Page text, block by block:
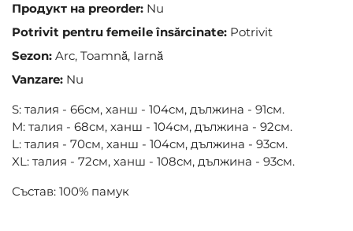
Продукт на preorder: Nu
Potrivit pentru femeile însărcinate: Potrivit
Sezon: Arc, Toamnă, Iarnă
Vanzare: Nu
S: талия - 66см, ханш - 104см, дължина - 91см.
М: талия - 68см, ханш - 104см, дължина - 92см.
L: талия - 70см, ханш - 104см, дължина - 93см.
XL: талия - 72см, ханш - 108см, дължина - 93см.
Състав: 100% памук